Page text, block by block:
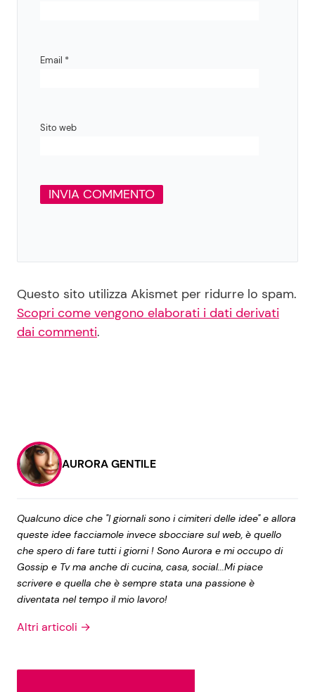
Email *
Sito web
Questo sito utilizza Akismet per ridurre lo spam.
Scopri come vengono elaborati i dati derivati
dai commenti.
AURORA GENTILE
Qualcuno dice che "I giornali sono i cimiteri delle idee" e allora
queste idee facciamole invece sbocciare sul web, è quello
che spero di fare tutti i giorni ! Sono Aurora e mi occupo di
Gossip e Tv ma anche di cucina, casa, social...Mi piace
scrivere e quella che è sempre stata una passione è
diventata nel tempo il mio lavoro!
Altri articoli →